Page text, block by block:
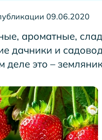
09.06.2020
ароматные,
дачники и
деле это –